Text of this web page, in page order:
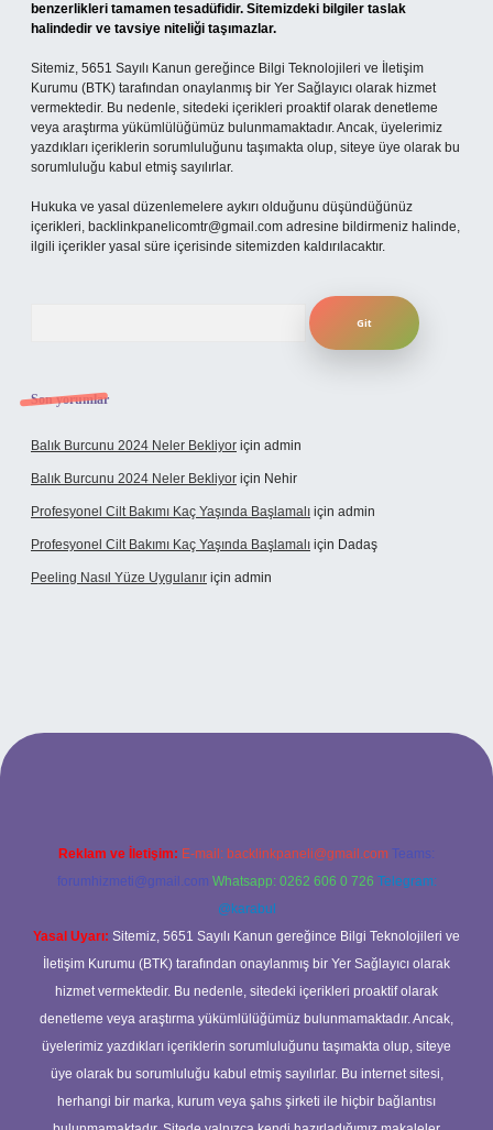
benzerlikleri tamamen tesadüfidir. Sitemizdeki bilgiler taslak
halindedir ve tavsiye niteliği taşımazlar.
Sitemiz, 5651 Sayılı Kanun gereğince Bilgi Teknolojileri ve İletişim
Kurumu (BTK) tarafından onaylanmış bir Yer Sağlayıcı olarak hizmet
vermektedir. Bu nedenle, sitedeki içerikleri proaktif olarak denetleme
veya araştırma yükümlülüğümüz bulunmamaktadır. Ancak, üyelerimiz
yazdıkları içeriklerin sorumluluğunu taşımakta olup, siteye üye olarak bu
sorumluluğu kabul etmiş sayılırlar.
Hukuka ve yasal düzenlemelere aykırı olduğunu düşündüğünüz
içerikleri, backlinkpanelicomtr@gmail.com adresine bildirmeniz halinde,
ilgili içerikler yasal süre içerisinde sitemizden kaldırılacaktır.
Son yorumlar
Balık Burcunu 2024 Neler Bekliyor için admin
Balık Burcunu 2024 Neler Bekliyor için Nehir
Profesyonel Cilt Bakımı Kaç Yaşında Başlamalı için admin
Profesyonel Cilt Bakımı Kaç Yaşında Başlamalı için Dadaş
Peeling Nasıl Yüze Uygulanır için admin
Reklam ve İletişim: E-mail: backlinkpaneli@gmail.com Teams:
forumhizmeti@gmail.com Whatsapp: 0262 606 0 726 Telegram:
@karabul
Yasal Uyarı: Sitemiz, 5651 Sayılı Kanun gereğince Bilgi Teknolojileri ve
İletişim Kurumu (BTK) tarafından onaylanmış bir Yer Sağlayıcı olarak
hizmet vermektedir. Bu nedenle, sitedeki içerikleri proaktif olarak
denetleme veya araştırma yükümlülüğümüz bulunmamaktadır. Ancak,
üyelerimiz yazdıkları içeriklerin sorumluluğunu taşımakta olup, siteye
üye olarak bu sorumluluğu kabul etmiş sayılırlar. Bu internet sitesi,
herhangi bir marka, kurum veya şahıs şirketi ile hiçbir bağlantısı